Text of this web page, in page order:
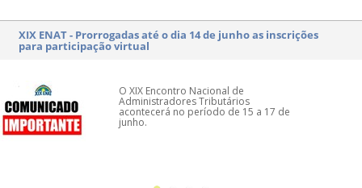
XIX ENAT - Prorrogadas até o dia 14 de junho as inscrições
para participação virtual
O XIX Encontro Nacional de
Administradores Tributários
acontecerá no período de 15 a 17 de
junho.